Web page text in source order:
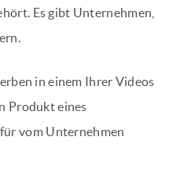
Es gibt Unternehmen,
in einem Ihrer Videos
Produkt eines
vom Unternehmen